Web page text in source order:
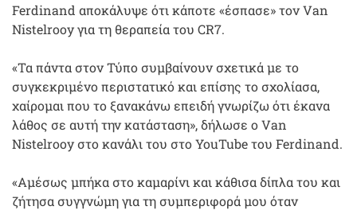
Ferdinand αποκάλυψε ότι κάποτε «έσπασε» τον Van
Nistelrooy για τη θεραπεία του CR7.
«Τα πάντα στον Τύπο συμβαίνουν σχετικά με το
συγκεκριμένο περιστατικό και επίσης το σχολίασα,
χαίρομαι που το ξανακάνω επειδή γνωρίζω ότι έκανα
λάθος σε αυτή την κατάσταση», δήλωσε ο Van
Nistelrooy στο κανάλι του στο YouTube του Ferdinand.
«Αμέσως μπήκα στο καμαρίνι και κάθισα δίπλα του και
ζήτησα συγγνώμη για τη συμπεριφορά μου όταν